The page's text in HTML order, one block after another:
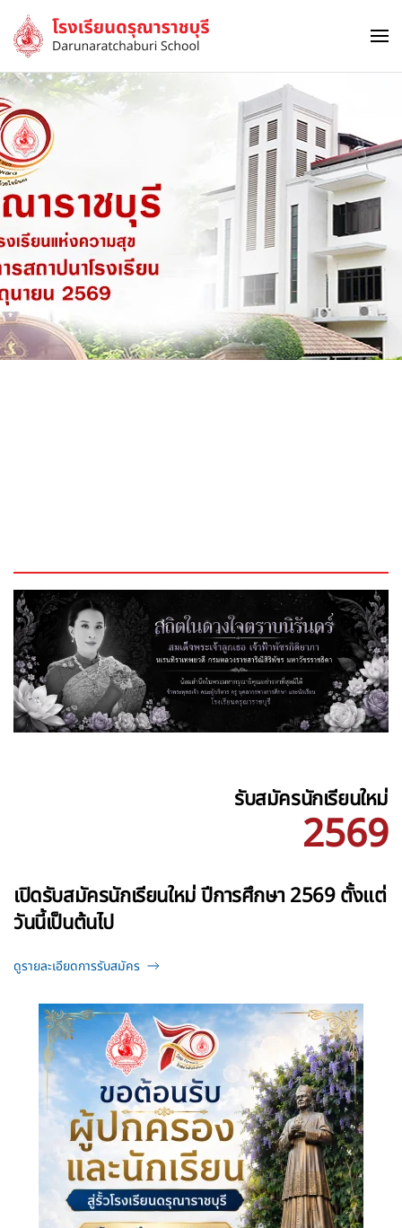
Skip to main content
รับสมัครนักเรียนใหม่
2569
เปิดรับสมัครนักเรียนใหม่ ปีการศึกษา 2569 ตั้งแต่
วันนี้เป็นต้นไป
ดูรายละเอียดการรับสมัคร